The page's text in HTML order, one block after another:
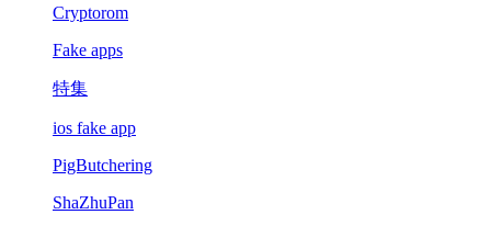
Cryptorom
Fake apps
特集
ios fake app
PigButchering
ShaZhuPan